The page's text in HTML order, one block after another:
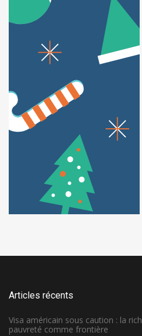
Articles récents
Visa américain sous caution : la
pauvreté comme frontière